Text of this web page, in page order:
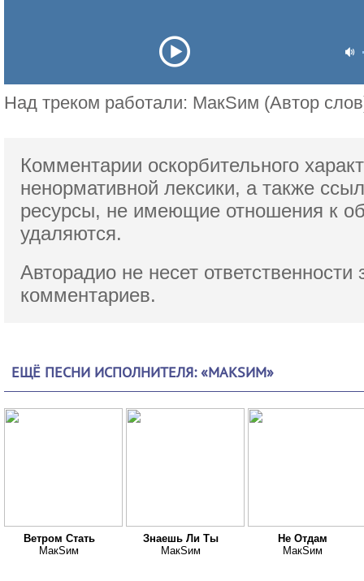
Над треком работали: МакSим (Автор
Комментарии оскорбительного
ненормативной лексики, а также
ресурсы, не имеющие отношения к
удаляются.
Авторадио не несет ответственности
комментариев.
ЕЩЁ ПЕСНИ ИСПОЛНИТЕЛЯ: «МАКSИМ»
Ветром Стать
МакSим
Знаешь Ли Ты
МакSим
Не Отдам
МакSим